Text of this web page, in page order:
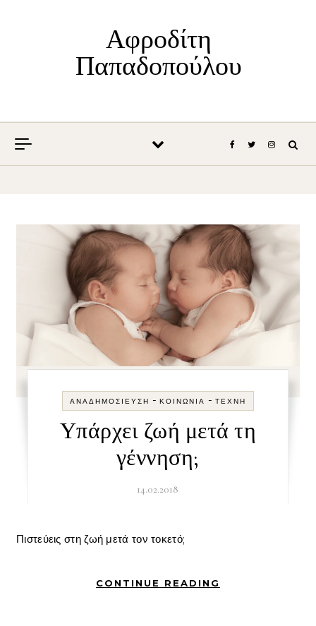
Αφροδίτη
Παπαδοπούλου
ΑΝΑΔΗΜΟΣΊΕΥΣΗ - ΚΟΙΝΩΝΊΑ - ΤΈΧΝΗ
Υπάρχει ζωή μετά τη
γέννηση;
14.02.2018
Πιστεύεις στη ζωή μετά τον τοκετό;
CONTINUE READING